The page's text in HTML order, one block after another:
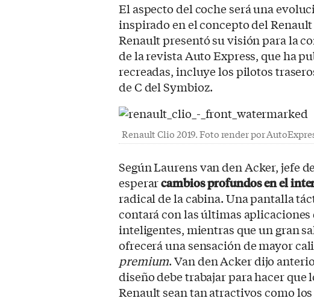
El aspecto del coche será una
inspirado en el concepto del
Renault presentó su visión para la
de la revista Auto Express, que ha
recreadas, incluye los pilotos
de C del Symbioz.
Renault Clio 2019. Foto render por
Según Laurens van den Acker, jefe
esperarcambios profundos en el
radical de la cabina. Una pantalla
contará con las últimas
inteligentes, mientras que un gran
ofrecerá una sensación de mayor
premium. Van den Acker dijo
diseño debe trabajar para hacer
Renault sean tan atractivos como